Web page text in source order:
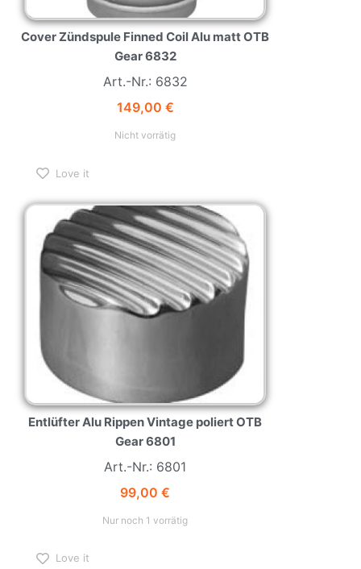
Cover Zündspule Finned Coil Alu matt OTB
Gear 6832
Art.-Nr.: 6832
149,00 €
Nicht vorrätig
Love it
Entlüfter Alu Rippen Vintage poliert OTB
Gear 6801
Art.-Nr.: 6801
99,00 €
Nur noch 1 vorrätig
Love it